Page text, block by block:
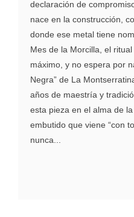
declaración de
nace en la construcción,
donde ese metal tiene
Mes de la Morcilla, el
máximo, y no espera por
Negra” de La
años de maestría y
esta pieza en el alma de
embutido que viene “con
nunca...